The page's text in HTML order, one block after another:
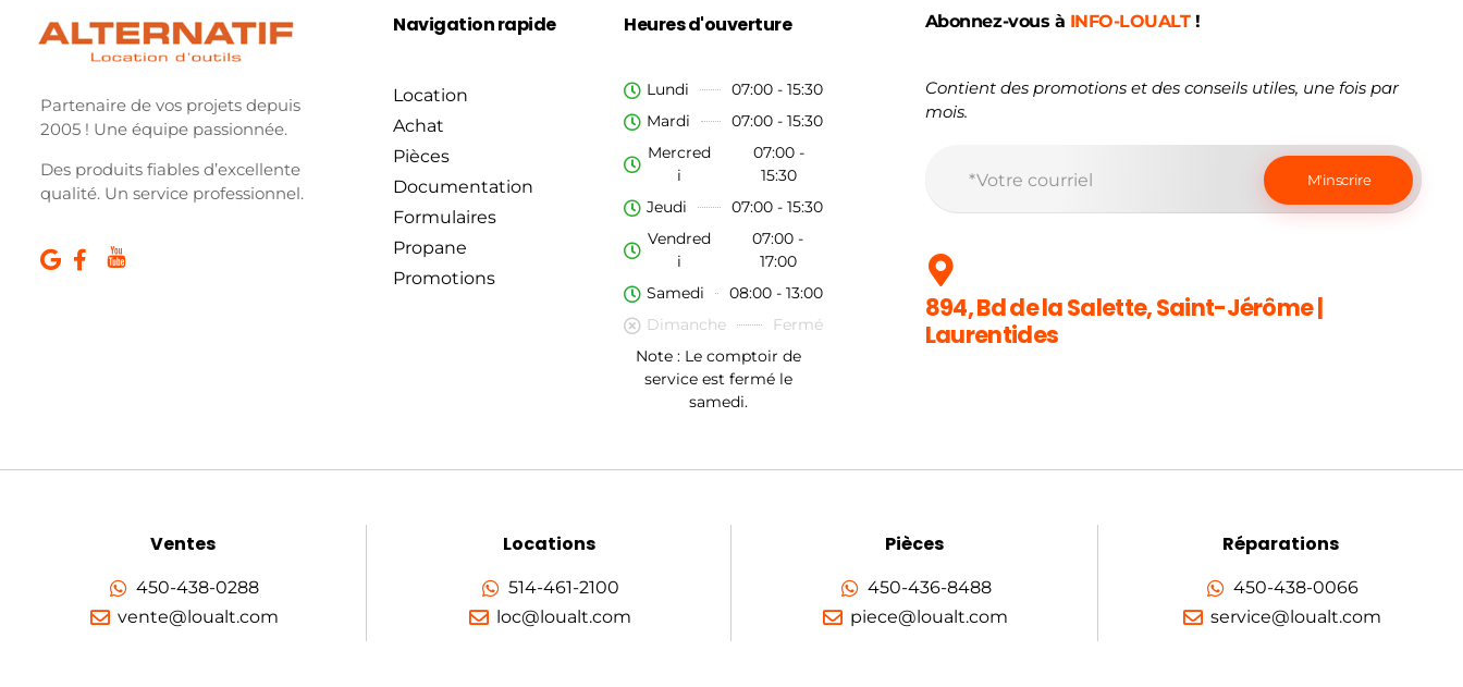
Partenaire de vos projets depuis
2005 ! Une équipe passionnée.
Des produits fiables d’excellente
qualité. Un service professionnel.
Navigation rapide
Location
Achat
Pièces
Documentation
Formulaires
Propane
Promotions
Heures d'ouverture
Lundi
07:00 - 15:30
Mardi
07:00 - 15:30
Mercred
i
07:00 -
15:30
Jeudi
07:00 - 15:30
Vendred
i
07:00 -
17:00
Samedi
08:00 - 13:00
Dimanche
Fermé
Note : Le comptoir de
service est fermé le
samedi.
Abonnez-vous à INFO-LOUALT !
Contient des promotions et des conseils utiles, une fois par
mois.
894, Bd de la Salette, Saint-Jérôme |
Laurentides
Ventes
450-438-0288
vente@loualt.com
Locations
514-461-2100
loc@loualt.com
Pièces
450-436-8488
piece@loualt.com
Réparations
450-438-0066
service@loualt.com